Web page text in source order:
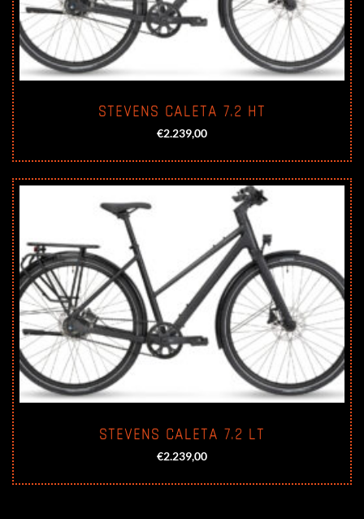
STEVENS CALETA 7.2 HT
€2.239,00
STEVENS CALETA 7.2 LT
€2.239,00